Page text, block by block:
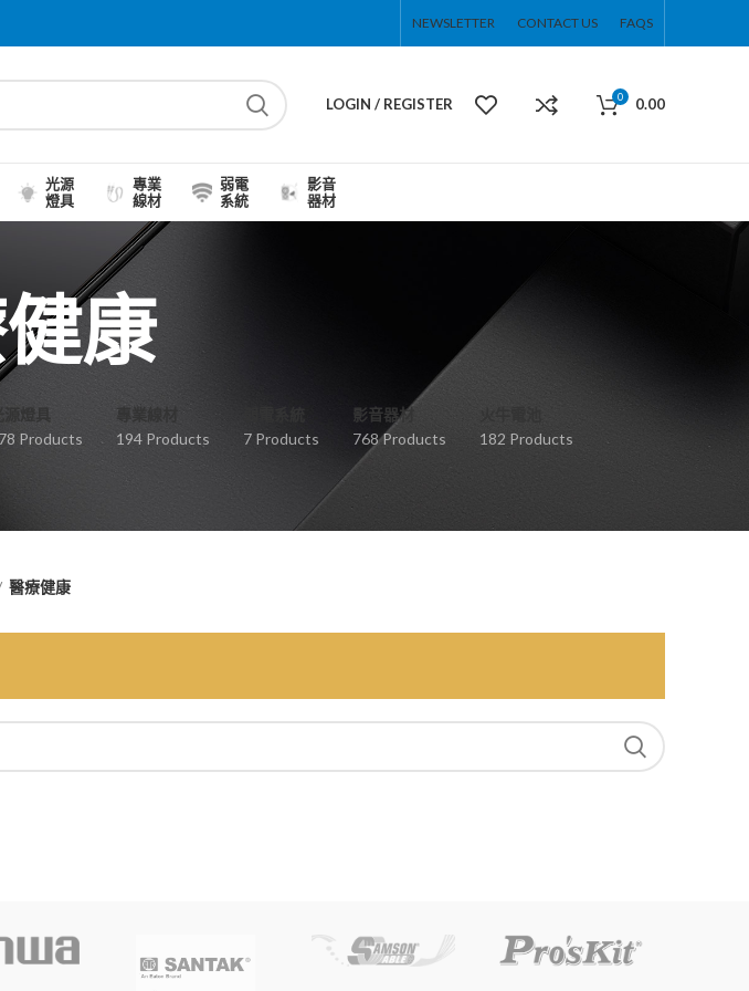
NEWSLETTER CONTACT US FAQS
LOGIN / REGISTER 0 0.00
光源
燈具
專業
線材
弱電
系統
影音
器材
康
源燈具
Products
專業線材
194 Products
7 Products
影音器材
768 Products
182 Products
醫療健康